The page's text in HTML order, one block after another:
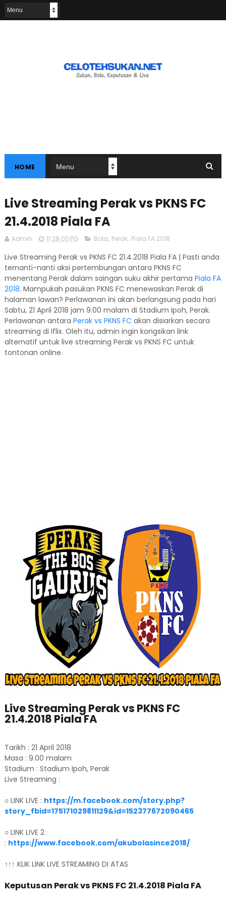
HOME
Live Streaming Perak vs PKNS FC
21.4.2018 Piala FA
Admin 11:28:00 PG Bola, Perak, Piala FA 2018
Live Streaming Perak vs PKNS FC 21.4.2018 Piala FA | Pasti anda
ternanti-nanti aksi pertembungan antara PKNS FC
menentang Perak dalam saingan suku akhir pertama Piala FA
2018. Mampukah pasukan PKNS FC menewaskan Perak di
halaman lawan? Perlawanan ini akan berlangsung pada hari
Sabtu, 21 April 2018 jam 9.00 malam di Stadium Ipoh, Perak.
Perlawanan antara Perak vs PKNS FC akan disiarkan secara
streaming di Iflix. Oleh itu, admin ingin kongsikan link
alternatif untuk live streaming Perak vs PKNS FC untuk
tontonan online.
Live Streaming Perak vs PKNS FC
21.4.2018 Piala FA
Tarikh : 21 April 2018
Masa : 9.00 malam
Stadium : Stadium Ipoh, Perak
Live Streaming :
○ LINK LIVE : https://m.facebook.com/story.php?
story_fbid=175171029811129&id=152377672090465
○ LINK LIVE 2
: https://www.facebook.com/akubolasince2018/
↑↑↑ KLIK LINK LIVE STREAMING DI ATAS
Keputusan Perak vs PKNS FC 21.4.2018 Piala FA